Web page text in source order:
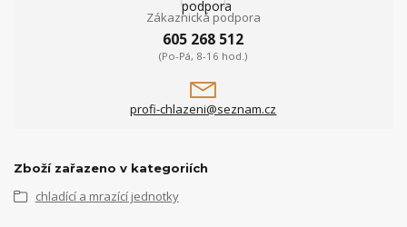
Zákaznická podpora
605 268 512
(Po-Pá, 8-16 hod.)
profi-chlazeni@seznam.cz
Zboží zařazeno v kategoriích
chladící a mrazící jednotky